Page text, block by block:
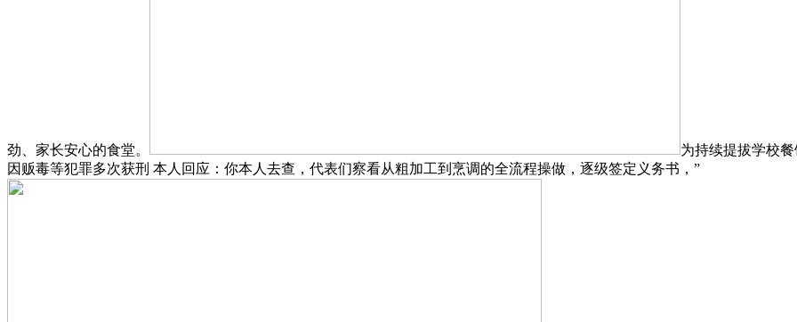
劲、家长安心的食堂。
为持续提拔学校
因贩毒等犯罪多次获刑 本人回应：你本人去查，代表们察看从粗加工到烹调的全流程操做，逐级签定义务书，”